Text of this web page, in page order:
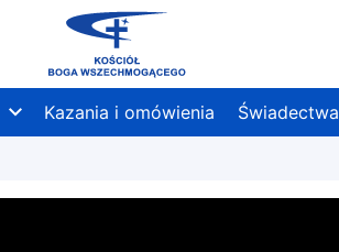
Kazania i omówienia Świadectwa